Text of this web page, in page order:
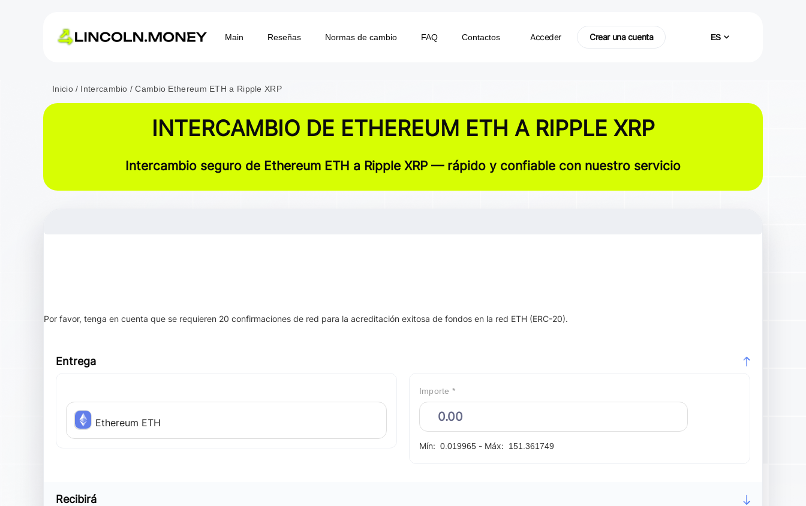
Main Reseñas Normas de cambio FAQ Contactos Acceder Crear una cuenta ES
Inicio Intercambio Cambio Ethereum ETH a Ripple XRP
INTERCAMBIO DE ETHEREUM ETH A RIPPLE XRP
Intercambio seguro de Ethereum ETH a Ripple XRP — rápido y confiable con nuestro servicio
Por favor, tenga en cuenta que se requieren 20 confirmaciones de red para la acreditación exitosa de fondos en la red ETH (ERC-20).
Entrega
Ethereum ETH
Importe *
Mín: 0.019965 - Máx: 151.361749
Recibirá